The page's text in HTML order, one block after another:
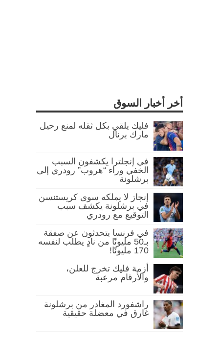
أخر أخبار السوق
فليك يلقي بكل ثقله لمنع رحيل
مارك برنال
في إنجلترا يكشفون السبب
الخفي وراء “هروب” رودري إلى
برشلونة
إنجاز لا يملكه سوى كريستنسن
في برشلونة يكشف سبب
التوقيع مع رودري
في فرنسا يتحدثون عن صفقة
بـ50 مليونًا من نادٍ يطلب لنفسه
170 مليونًا!
أزمة فليك تخرج للعلن،
والأرقام مرعبة
راشفورد المغادر من برشلونة
غارق في معضلة حقيقية